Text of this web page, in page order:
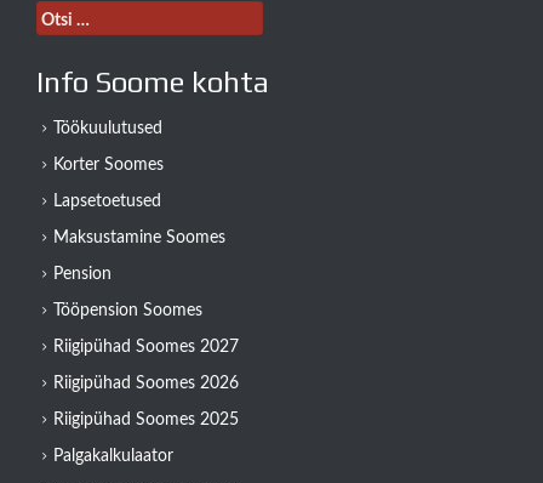
Otsi:
Info Soome kohta
Töökuulutused
Korter Soomes
Lapsetoetused
Maksustamine Soomes
Pension
Tööpension Soomes
Riigipühad Soomes 2027
Riigipühad Soomes 2026
Riigipühad Soomes 2025
Palgakalkulaator